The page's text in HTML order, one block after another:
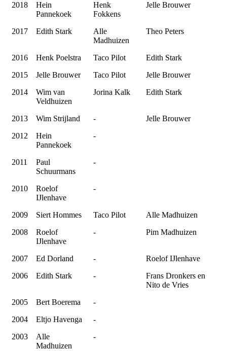
2018
Hein
Pannekoek
Henk
Fokkens
Jelle Brouwer
2017 Edith Stark
Alle
Madhuizen
Theo Peters
2016 Henk Poelstra Taco Pilot
Edith Stark
2015
Jelle Brouwer Taco Pilot
Jelle Brouwer
2014
Wim van
Veldhuizen
Jorina Kalk Edith Stark
2013 Wim Strijland -
Jelle Brouwer
2012
Hein
Pannekoek
-
2011
Paul
Schuurmans
-
2010
Roelof
IJlenhave
-
2009 Siert Hommes Taco Pilot
Alle Madhuizen
2008
Roelof
IJlenhave
- Pim Madhuizen
2007 Ed Dorland -
Roelof IJlenhave
2006
Edith Stark -
Frans Dronkers en
Nito de Vries
2005
Bert Boerema
-
2004
Eltjo Havenga
-
2003
Alle
Madhuizen
-